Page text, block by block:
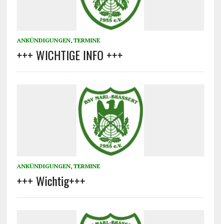
ANKÜNDIGUNGEN, TERMINE
+++ WICHTIGE INFO +++
ANKÜNDIGUNGEN, TERMINE
+++ Wichtig+++